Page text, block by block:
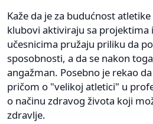
Kaže da je za budućnost
klubovi aktiviraju sa projektima
učesnicima pružaju priliku da
sposobnosti, a da se nakon
angažman. Posebno je rekao
pričom o "velikoj atletici" u
o načinu zdravog života koji
zdravlje.